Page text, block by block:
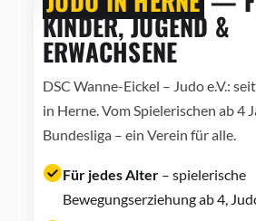
KINDER, JUGEND &
ERWACHSENE
DSC Wanne-Eickel – Judo e.V.:
in Herne. Vom Spielerischen ab 4
Bundesliga – ein Verein für alle.
Für jedes Alter– spielerische
Bewegungserziehung ab 4,